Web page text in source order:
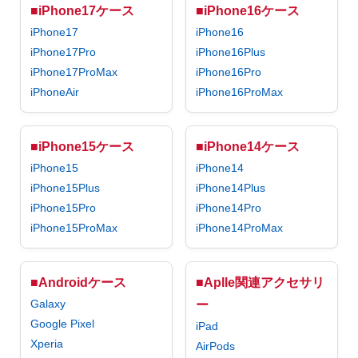
■iPhone17ケース
iPhone17
iPhone17Pro
iPhone17ProMax
iPhoneAir
■iPhone16ケース
iPhone16
iPhone16Plus
iPhone16Pro
iPhone16ProMax
■iPhone15ケース
iPhone15
iPhone15Plus
iPhone15Pro
iPhone15ProMax
■iPhone14ケース
iPhone14
iPhone14Plus
iPhone14Pro
iPhone14ProMax
■Androidケース
Galaxy
Google Pixel
Xperia
■Aplle関連アクセサリ
ー
iPad
AirPods